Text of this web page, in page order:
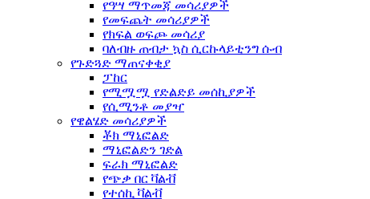
የዓሣ ማጥመጃ መሳሪያዎች
የመፍጨት መሳሪያዎች
የክፍል ወፍጮ መሳሪያ
ባለብዙ ጠብታ ኳስ ሲርኩላይቲንግ ሱብ
የጉድጓድ ማጠናቀቂያ
ፓከር
የሚሟሟ የድልድይ መሰኪያዎች
የሲሚንቶ መያዣ
የዌልሄድ መሳሪያዎች
ቾክ ማኒፎልድ
ማኒፎልድን ገድል
ፍራክ ማኒፎልድ
የጭቃ በር ቫልቭ
የተሰኪ ቫልቭ